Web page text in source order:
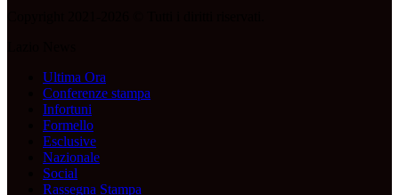
Ultima Ora
Conferenze stampa
Infortuni
Formello
Esclusive
Nazionale
Social
Rassegna Stampa